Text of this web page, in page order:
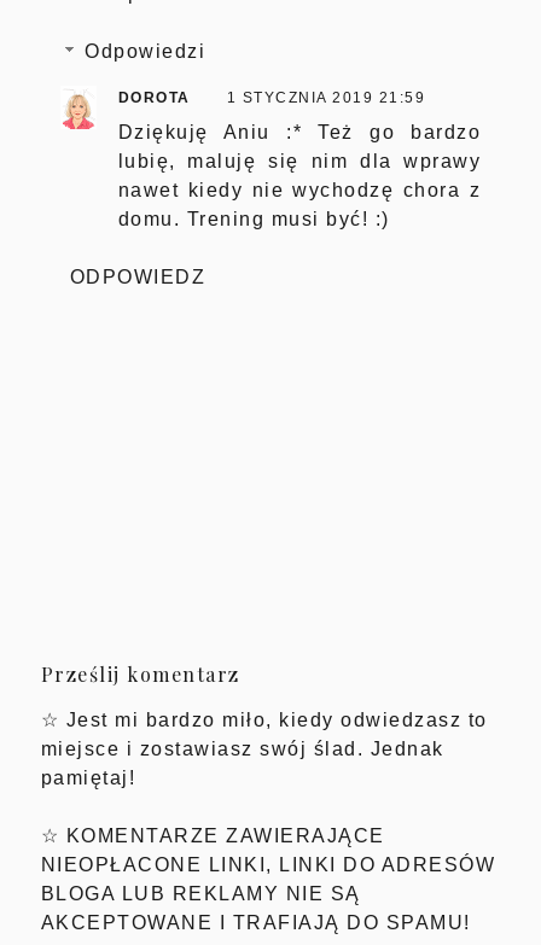
Odpowiedzi
DOROTA 1 STYCZNIA 2019 21:59
Dziękuję Aniu :* Też go bardzo
lubię, maluję się nim dla wprawy
nawet kiedy nie wychodzę chora z
domu. Trening musi być! :)
ODPOWIEDZ
Prześlij komentarz
☆ Jest mi bardzo miło, kiedy odwiedzasz to
miejsce i zostawiasz swój ślad. Jednak
pamiętaj!
☆ KOMENTARZE ZAWIERAJĄCE
NIEOPŁACONE LINKI, LINKI DO ADRESÓW
BLOGA LUB REKLAMY NIE SĄ
AKCEPTOWANE I TRAFIAJĄ DO SPAMU!